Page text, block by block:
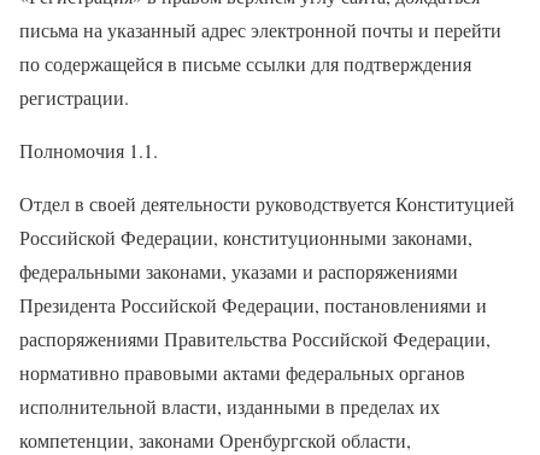
письма на указанный адрес электронной почты и перейти
по содержащейся в письме ссылки для подтверждения
регистрации.
Полномочия 1.1.
Отдел в своей деятельности руководствуется Конституцией
Российской Федерации, конституционными законами,
федеральными законами, указами и распоряжениями
Президента Российской Федерации, постановлениями и
распоряжениями Правительства Российской Федерации,
нормативно правовыми актами федеральных органов
исполнительной власти, изданными в пределах их
компетенции, законами Оренбургской области,